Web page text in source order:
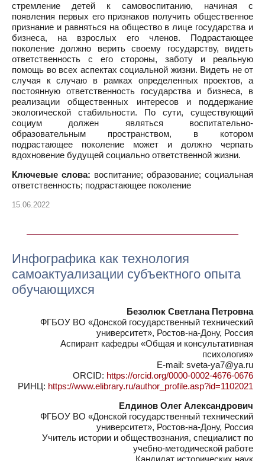
стремление детей к самовоспитанию, начиная с
появления первых его признаков получить общественное
признание и равняться на общество в лице государства и
бизнеса, на взрослых его членов. Подрастающее
поколение должно верить своему государству, видеть
ответственность с его стороны, заботу и реальную
помощь во всех аспектах социальной жизни. Видеть не от
случая к случаю в рамках определенных проектов, а
постоянную ответственность государства и бизнеса, в
реализации общественных интересов и поддержание
экологической стабильности. По сути, существующий
социум должен являться воспитательно-
образовательным пространством, в котором
подрастающее поколение может и должно черпать
вдохновение будущей социально ответственной жизни.
Ключевые слова: воспитание; образование; социальная
ответственность; подрастающее поколение
15.06.2022
Инфографика как технология
самоактуализации субъектного опыта
обучающихся
Безолюк Светлана Петровна
ФГБОУ ВО «Донской государственный технический
университет», Ростов-на-Дону, Россия
Аспирант кафедры «Общая и консультативная
психология»
E-mail: sveta-ya7@ya.ru
ORCID: https://orcid.org/0000-0002-4676-0676
РИНЦ: https://www.elibrary.ru/author_profile.asp?id=1102021
Елдинов Олег Александрович
ФГБОУ ВО «Донской государственный технический
университет», Ростов-на-Дону, Россия
Учитель истории и обществознания, специалист по
учебно-методической работе
Кандидат исторических наук